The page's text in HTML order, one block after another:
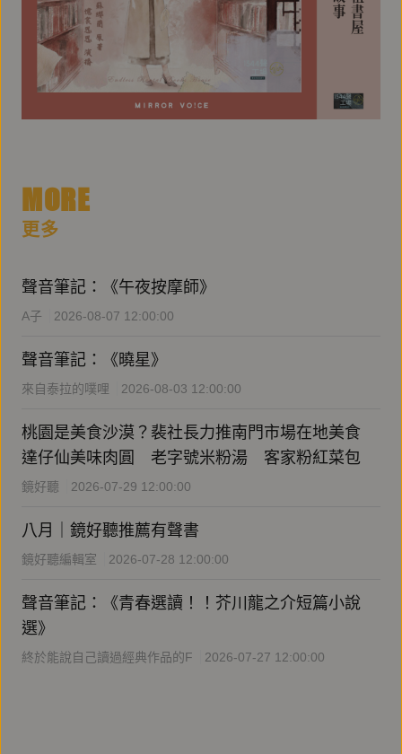
MORE
更多
聲音筆記：《午夜按摩師》
A子 2026-08-07 12:00:00
聲音筆記：《曉星》
來自泰拉的噗哩 2026-08-03 12:00:00
桃園是美食沙漠？裴社長力推南門市場在地美食
達仔仙美味肉圓 老字號米粉湯 客家粉紅菜包
鏡好聽 2026-07-29 12:00:00
八月｜鏡好聽推薦有聲書
鏡好聽編輯室 2026-07-28 12:00:00
聲音筆記：《青春選讀！！芥川龍之介短篇小說
選》
終於能說自己讀過經典作品的F 2026-07-27 12:00:00